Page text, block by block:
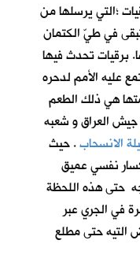
؛التي يرسلها من
في طيّ الكتمان
برقيات تحدث فيها
عليه الأمم لدحره
هي ذلك الطعم
جيش العراق و شعبه
الانسحاب. حيث
نفسي عميق
حتى هذه اللحظة
في الجري عبر
التيه حتى مطلع